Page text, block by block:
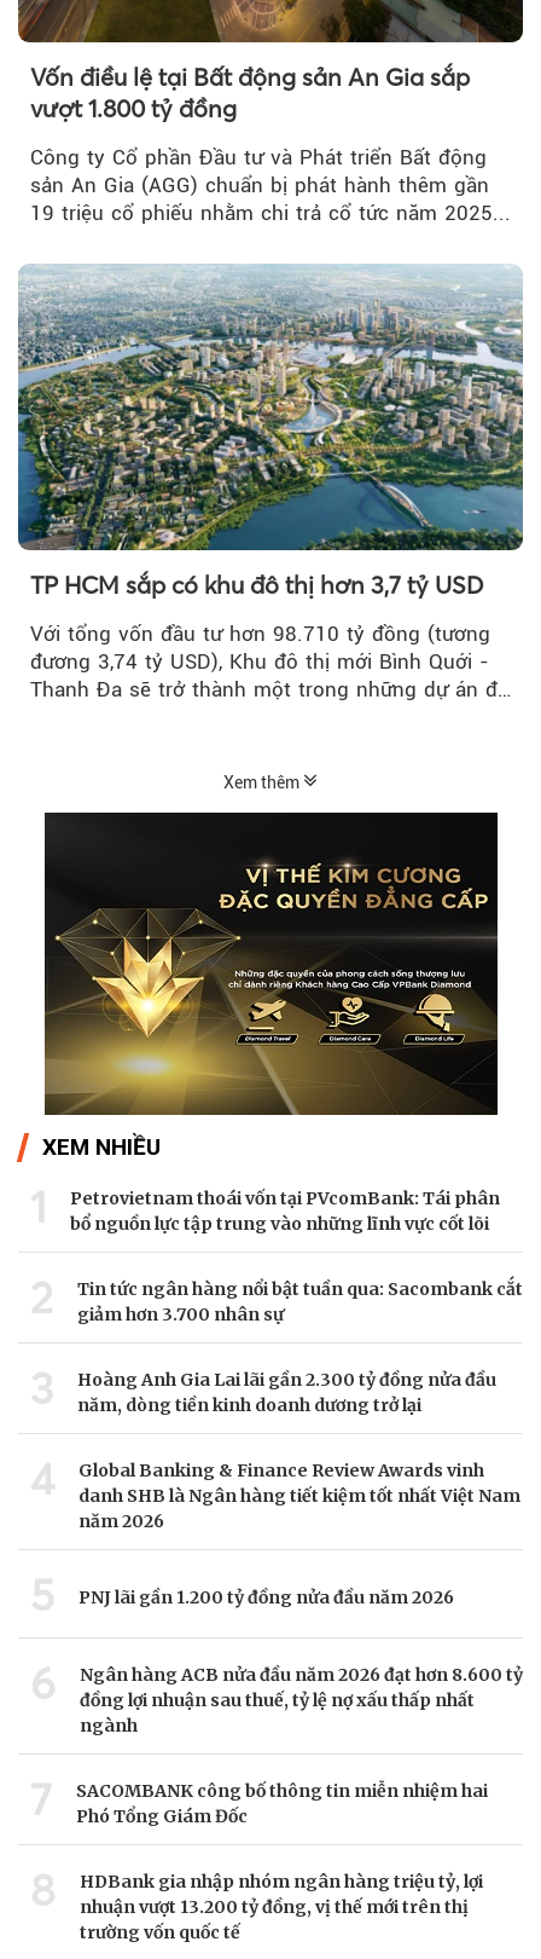
Vốn điều lệ tại Bất động sản An Gia sắp
vượt 1.800 tỷ đồng
Công ty Cổ phần Đầu tư và Phát triển Bất động
sản An Gia (AGG) chuẩn bị phát hành thêm gần
19 triệu cổ phiếu nhằm chi trả cổ tức năm 2025...
TP HCM sắp có khu đô thị hơn 3,7 tỷ USD
Với tổng vốn đầu tư hơn 98.710 tỷ đồng (tương
đương 3,74 tỷ USD), Khu đô thị mới Bình Quới -
Thanh Đa sẽ trở thành một trong những dự án đô
Xem thêm
XEM NHIỀU
1
Petrovietnam thoái vốn tại PVcomBank: Tái phân
bổ nguồn lực tập trung vào những lĩnh vực cốt lõi
2
Tin tức ngân hàng nổi bật tuần qua: Sacombank cắt
giảm hơn 3.700 nhân sự
3
Hoàng Anh Gia Lai lãi gần 2.300 tỷ đồng nửa đầu
năm, dòng tiền kinh doanh dương trở lại
4
Global Banking & Finance Review Awards vinh
danh SHB là Ngân hàng tiết kiệm tốt nhất Việt Nam
năm 2026
5 PNJ lãi gần 1.200 tỷ đồng nửa đầu năm 2026
6
Ngân hàng ACB nửa đầu năm 2026 đạt hơn 8.600 tỷ
đồng lợi nhuận sau thuế, tỷ lệ nợ xấu thấp nhất
ngành
7
SACOMBANK công bố thông tin miễn nhiệm hai
Phó Tổng Giám Đốc
8
HDBank gia nhập nhóm ngân hàng triệu tỷ, lợi
nhuận vượt 13.200 tỷ đồng, vị thế mới trên thị
trường vốn quốc tế